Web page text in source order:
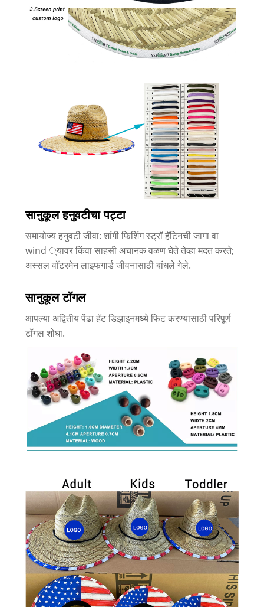
सानुकूल हनुवटीचा पट्टा
समायोज्य हनुवटी जीवा: शांगी फिशिंग स्ट्रॉ हॅटिनची जागा वा
wind ्यावर किंवा साहसी अचानक वळण घेते तेव्हा मदत करते;
अस्सल वॉटरमेन लाइफगार्ड जीवनासाठी बांधले गेले.
सानुकूल टॉगल
आपल्या अद्वितीय पेंढा हॅट डिझाइनमध्ये फिट करण्यासाठी परिपूर्ण
टॉगल शोधा.